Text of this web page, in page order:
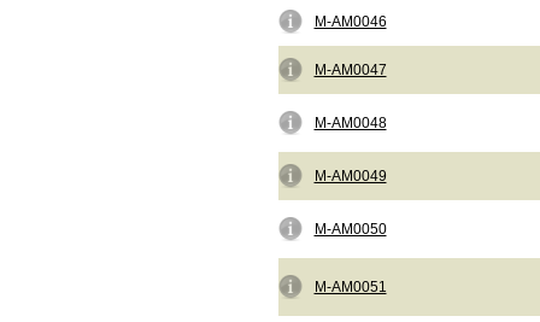
M-AM0046
M-AM0047
M-AM0048
M-AM0049
M-AM0050
M-AM0051